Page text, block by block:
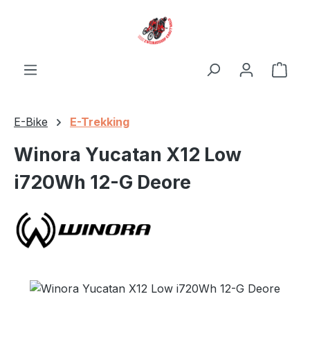
E-Bike E-Trekking
Winora Yucatan X12 Low
i720Wh 12-G Deore
Bildergalerie überspringen